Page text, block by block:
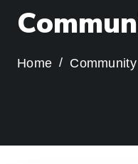
Commun
Home Community